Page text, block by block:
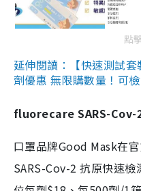
點
延伸閱讀：【快速測試
劑優惠 無限購數量！可
fluorecare SARS-Cov-
口罩品牌Good Mask在
SARS-Cov-2 抗原快速